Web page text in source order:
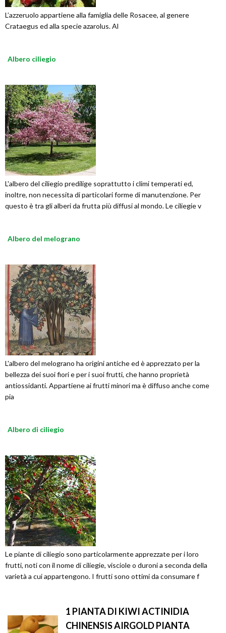
L’azzeruolo appartiene alla famiglia delle Rosacee, al genere
Crataegus ed alla specie azarolus. Al
Albero ciliegio
L'albero del ciliegio predilige soprattutto i climi temperati ed,
inoltre, non necessita di particolari forme di manutenzione. Per
questo è tra gli alberi da frutta più diffusi al mondo. Le ciliegie v
Albero del melograno
L'albero del melograno ha origini antiche ed è apprezzato per la
bellezza dei suoi fiori e per i suoi frutti, che hanno proprietà
antiossidanti. Appartiene ai frutti minori ma è diffuso anche come
pia
Albero di ciliegio
Le piante di ciliegio sono particolarmente apprezzate per i loro
frutti, noti con il nome di ciliegie, visciole o duroni a seconda della
varietà a cui appartengono. I frutti sono ottimi da consumare f
1 PIANTA DI KIWI ACTINIDIA
CHINENSIS AIRGOLD PIANTA